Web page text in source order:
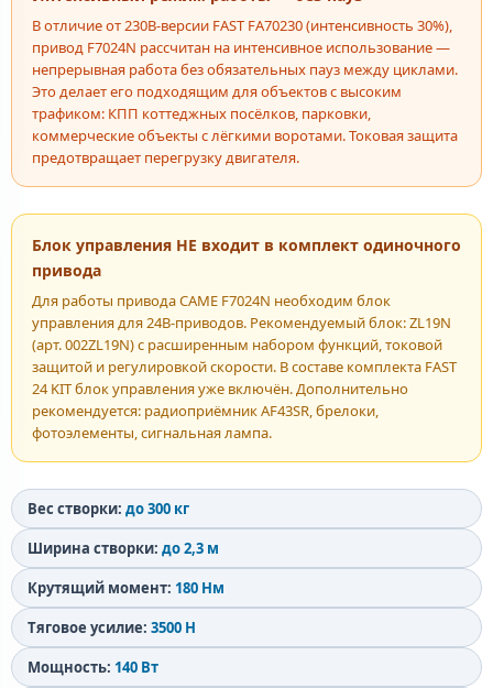
В отличие от 230В-версии FAST FA70230 (интенсивность 30%),
привод F7024N рассчитан на интенсивное использование —
непрерывная работа без обязательных пауз между циклами.
Это делает его подходящим для объектов с высоким
трафиком: КПП коттеджных посёлков, парковки,
коммерческие объекты с лёгкими воротами. Токовая защита
предотвращает перегрузку двигателя.
Блок управления НЕ входит в комплект одиночного
привода
Для работы привода CAME F7024N необходим блок
управления для 24В-приводов. Рекомендуемый блок: ZL19N
(арт. 002ZL19N) с расширенным набором функций, токовой
защитой и регулировкой скорости. В составе комплекта FAST
24 KIT блок управления уже включён. Дополнительно
рекомендуется: радиоприёмник AF43SR, брелоки,
фотоэлементы, сигнальная лампа.
Вес створки: до 300 кг
Ширина створки: до 2,3 м
Крутящий момент: 180 Нм
Тяговое усилие: 3500 Н
Мощность: 140 Вт